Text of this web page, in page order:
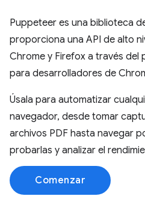
Puppeteer es una biblioteca
proporciona una API de alto
Chrome y Firefox a través
para desarrolladores de
Úsala para automatizar
navegador, desde tomar
archivos PDF hasta navegar
probarlas y analizar el
Comenzar